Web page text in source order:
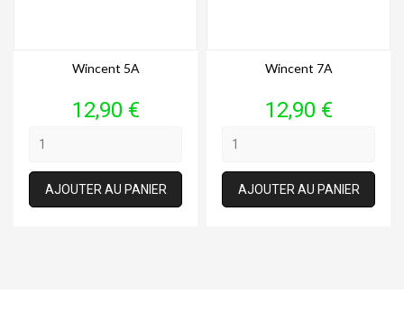
Wincent 5A
Prix
12,90 €
AJOUTER AU PANIER
Wincent 7A
Prix
12,90 €
AJOUTER AU PANIER